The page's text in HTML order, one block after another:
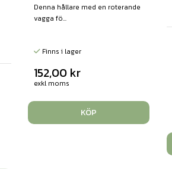
Denna hållare med en roterande
vagga fö...
Finns i lager
152,00 kr
exkl moms
KÖP